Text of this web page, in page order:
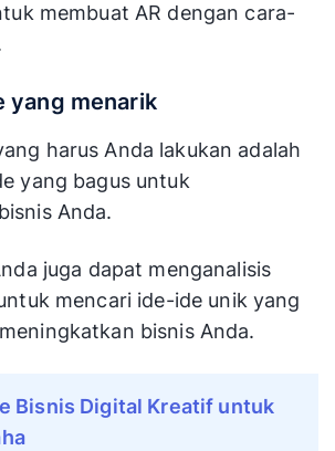
membuat AR dengan cara-
yang menarik
harus Anda lakukan adalah
yang bagus untuk
Anda.
juga dapat menganalisis
mencari ide-ide unik yang
bisnis Anda.
Bisnis Digital Kreatif untuk